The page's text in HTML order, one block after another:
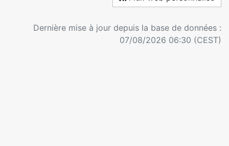
Dernière mise à jour depuis la base de données :
07/08/2026 06:30 (CEST)